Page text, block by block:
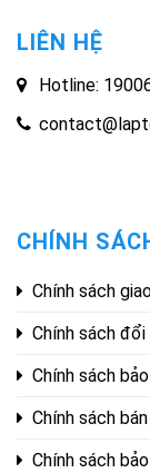
LIÊN HỆ
Hotline:
CHÍNH
Chính sách
Chính sách
Chính sách
Chính sách
Chính sách